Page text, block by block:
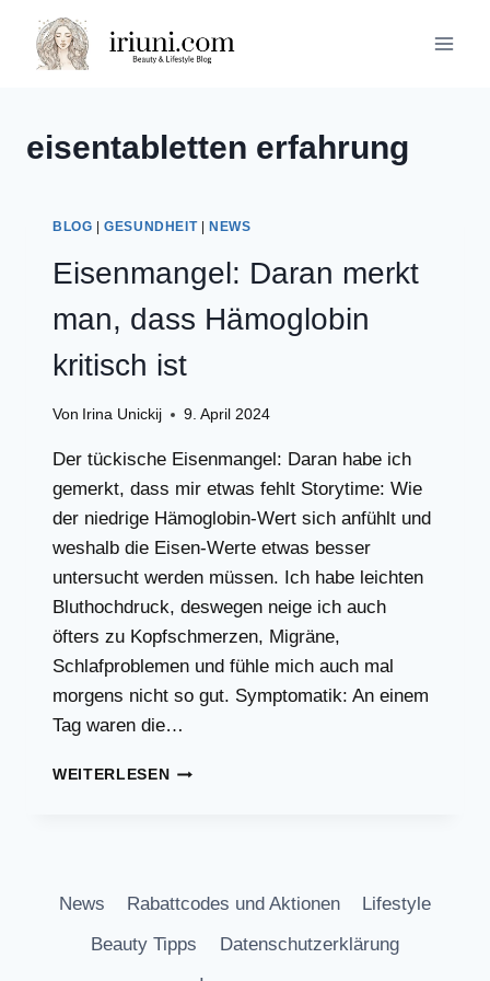
Inhalt
springen
eisentabletten erfahrung
BLOG |GESUNDHEIT| NEWS
Eisenmangel: Daran merkt
man, dass Hämoglobin
kritisch ist
Von Irina Unickij 9. April 2024
Der tückische Eisenmangel: Daran habe ich
gemerkt, dass mir etwas fehlt Storytime: Wie
der niedrige Hämoglobin-Wert sich anfühlt und
weshalb die Eisen-Werte etwas besser
untersucht werden müssen. Ich habe leichten
Bluthochdruck, deswegen neige ich auch
öfters zu Kopfschmerzen, Migräne,
Schlafproblemen und fühle mich auch mal
morgens nicht so gut. Symptomatik: An einem
Tag waren die…
WEITERLESENEISENMANGEL:
KRITISCH
News Rabattcodes und Aktionen
Lifestyle
Beauty Tipps
Datenschutzerklärung